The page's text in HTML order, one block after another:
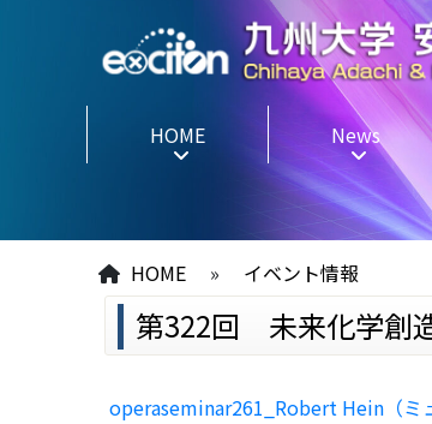
HOME News
HOME » イベント情報
第322回 未来化学創
operaseminar261_Robert Hein（ミ